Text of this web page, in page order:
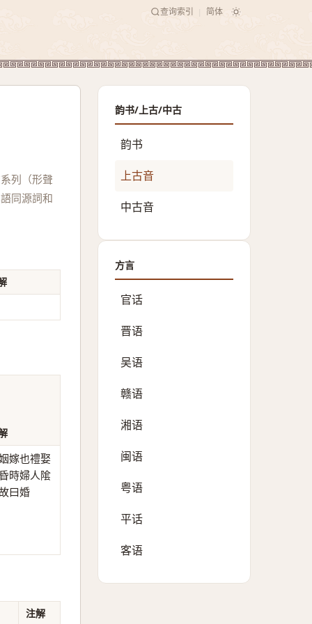
查询索引 简体
列（形聲
同源詞和
嫁也禮娶
時婦人隂
曰婚
注解
韵书/上古/中古
韵书
上古音
中古音
方言
官话
晋语
吴语
赣语
湘语
闽语
粤语
平话
客语